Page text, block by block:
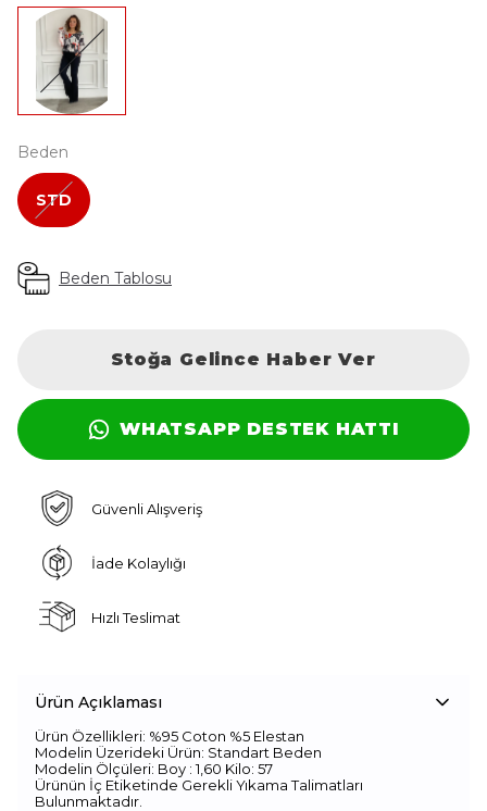
Beden
STD
Beden Tablosu
Stoğa Gelince Haber Ver
WHATSAPP DESTEK HATTI
Güvenli Alışveriş
İade Kolaylığı
Hızlı Teslimat
Ürün Açıklaması
Ürün Özellikleri: %95 Coton %5 Elestan
Modelin Üzerideki Ürün: Standart Beden
Modelin Ölçüleri: Boy : 1,60 Kilo: 57
Ürünün İç Etiketinde Gerekli Yıkama Talimatları
Bulunmaktadır.